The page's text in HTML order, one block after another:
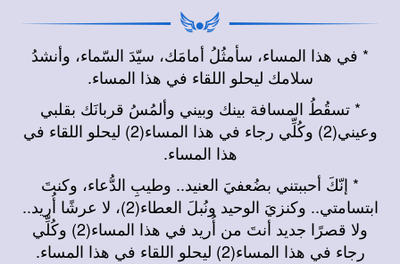
* في هذا المساء، سأمثُلُ أمامَك، سيّدَ السّماء، وأنشدُ
سلامك ليحلو اللقاء في هذا المساء.
* تسقُطُ المسافة بينك وبيني وألمُسُ قربانَك بقلبي
وعيني(2) وكُلِّي رجاء في هذا المساء(2) ليحلو اللقاء في
هذا المساء.
* إنّكَ أحببتني بضُعفيَ العنيد.. وطيبِ الدُّعاء، وكنتَ
ابتسامتي.. وكنزيَ الوحيد ونُبلَ العطاء(2)، لا عرشًا أُريد..
ولا قصرًا جديد أنتَ من أُريد في هذا المساء(2) وكُلِّي
رجاء في هذا المساء(2) ليحلو اللقاء في هذا المساء.